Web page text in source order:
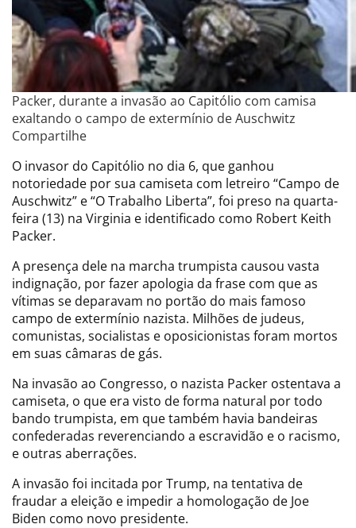
Packer, durante a invasão ao Capitólio com camisa
exaltando o campo de extermínio de Auschwitz
Compartilhe
O invasor do Capitólio no dia 6, que ganhou
notoriedade por sua camiseta com letreiro “Campo de
Auschwitz” e “O Trabalho Liberta”, foi preso na quarta-
feira (13) na Virginia e identificado como Robert Keith
Packer.
A presença dele na marcha trumpista causou vasta
indignação, por fazer apologia da frase com que as
vítimas se deparavam no portão do mais famoso
campo de extermínio nazista. Milhões de judeus,
comunistas, socialistas e oposicionistas foram mortos
em suas câmaras de gás.
Na invasão ao Congresso, o nazista Packer ostentava a
camiseta, o que era visto de forma natural por todo
bando trumpista, em que também havia bandeiras
confederadas reverenciando a escravidão e o racismo,
e outras aberrações.
A invasão foi incitada por Trump, na tentativa de
fraudar a eleição e impedir a homologação de Joe
Biden como novo presidente.